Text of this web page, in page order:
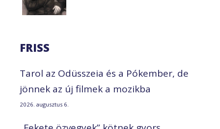
FRISS
Tarol az Odüsszeia és a Pókember, de
jönnek az új filmek a mozikba
2026. augusztus 6.